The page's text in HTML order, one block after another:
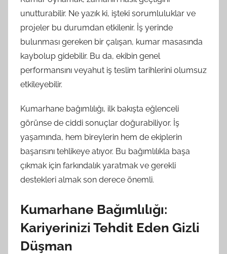
unutturabilir. Ne yazık ki, işteki sorumluluklar ve
projeler bu durumdan etkilenir. İş yerinde
bulunması gereken bir çalışan, kumar masasında
kaybolup gidebilir. Bu da, ekibin genel
performansını veyahut iş teslim tarihlerini olumsuz
etkileyebilir.
Kumarhane bağımlılığı, ilk bakışta eğlenceli
görünse de ciddi sonuçlar doğurabiliyor. İş
yaşamında, hem bireylerin hem de ekiplerin
başarısını tehlikeye atıyor. Bu bağımlılıkla başa
çıkmak için farkındalık yaratmak ve gerekli
destekleri almak son derece önemli.
Kumarhane Bağımlılığı:
Kariyerinizi Tehdit Eden Gizli
Düşman